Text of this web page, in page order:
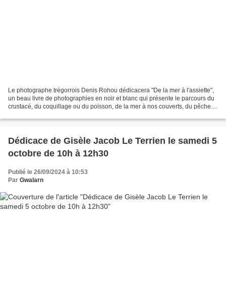
Le photographe trégorrois Denis Rohou dédicacera "De la mer à l'assiette",
un beau livre de photographies en noir et blanc qui présente le parcours du
crustacé, du coquillage ou du poisson, de la mer à nos couverts, du pêcheur
Dédicace de Gisèle Jacob Le Terrien le samedi 5
octobre de 10h à 12h30
Publié le 26/09/2024 à 10:53
Par Gwalarn